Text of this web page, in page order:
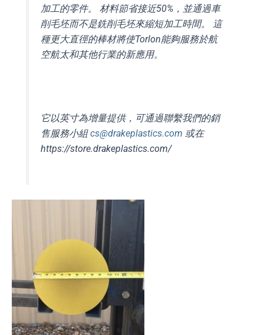
加工的零件。 材料節省接近50%，並通過車
削毛坯而不是銑削毛坯來縮短加工時間。 這
種更大直徑的棒材將使Torlon能夠服務於航
空航太和其他行業的新應用。
它以英寸為增量提供，可通過聯繫我們的銷
售服務小組cs@drakeplastics.com 或在
https://store.drakeplastics.com/